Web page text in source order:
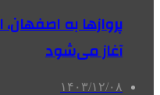
پروازها به اصفهان،
آغاز می‌شود
۱۴۰۳/۱۲/۰۸